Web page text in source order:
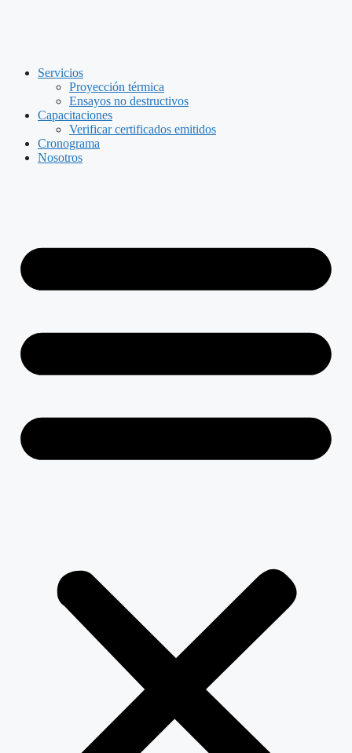
Servicios
Proyección térmica
Ensayos no destructivos
Capacitaciones
Verificar certificados emitidos
Cronograma
Nosotros